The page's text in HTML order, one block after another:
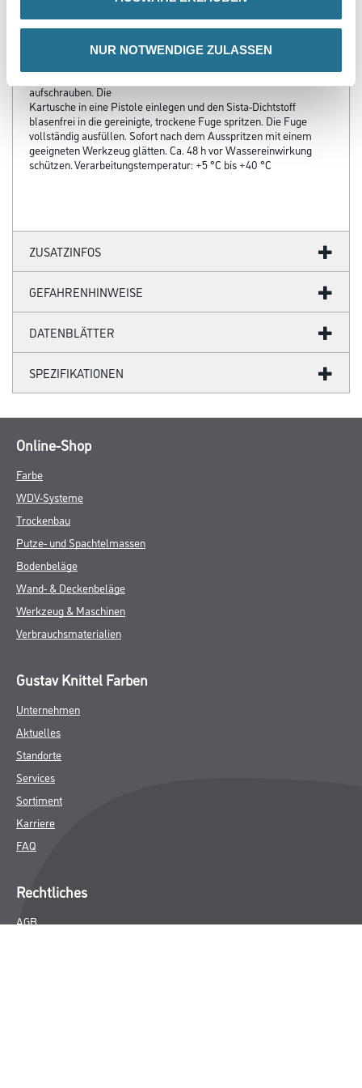
NUR NOTWENDIGE ZULASSEN
Verarbeitungstemp./Luftfeuchte
Die Fugenflanken müssen sauber, trocken, fett- und staubfrei sein.
Alten Dichtstoff und Rückstände restlos entfernen. Kartusche
entsprechend der Fugenbreite (schräg) abschneiden und
aufschrauben. Die
Kartusche in eine Pistole einlegen und den Sista-Dichtstoff
blasenfrei in die gereinigte, trockene Fuge spritzen. Die Fuge
vollständig ausfüllen. Sofort nach dem Ausspritzen mit einem
geeigneten Werkzeug glätten. Ca. 48 h vor Wassereinwirkung
schützen. Verarbeitungstemperatur: +5 °C bis +40 °C
ZUSATZINFOS
GEFAHRENHINWEISE
DATENBLÄTTER
SPEZIFIKATIONEN
Online-Shop
Farbe
WDV-Systeme
Trockenbau
Putze- und Spachtelmassen
Bodenbeläge
Wand- & Deckenbeläge
Werkzeug & Maschinen
Verbrauchsmaterialien
Gustav Knittel Farben
Unternehmen
Aktuelles
Standorte
Services
Sortiment
Karriere
FAQ
Rechtliches
AGB